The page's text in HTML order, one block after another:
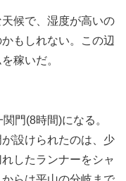
候で、湿度が高いの
もしれない。この辺
稼いだ。
門(8時間)になる。
設けられたのは、少
したランナーをシャ